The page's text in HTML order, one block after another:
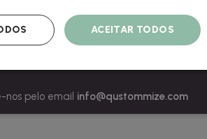
superior a 75 € ou de forma
nos pelo email info@qustommize.com
ACEITAR TODOS